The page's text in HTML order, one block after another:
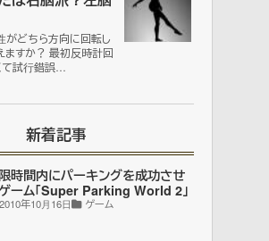
がどちら方向に回転し
ますか？ 最初反時計回
て試行錯誤…
新着記事
時間内にパーキングを成功させ
ーム「Super Parking World 2」
2010年10月16日 ゲーム